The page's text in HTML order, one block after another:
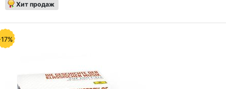
Хит продаж